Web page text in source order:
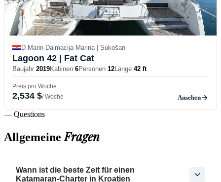
D-Marin Dalmacija Marina | Sukošan
Lagoon 42 | Fat Cat
Baujahr 2019Kabinen 6Personen 12Länge 42 ft
Preis pro Woche
2,534 $/ Woche Ansehen
— Questions
AllgemeineFragen
Wann ist die beste Zeit für einen
Katamaran-Charter in Kroatien